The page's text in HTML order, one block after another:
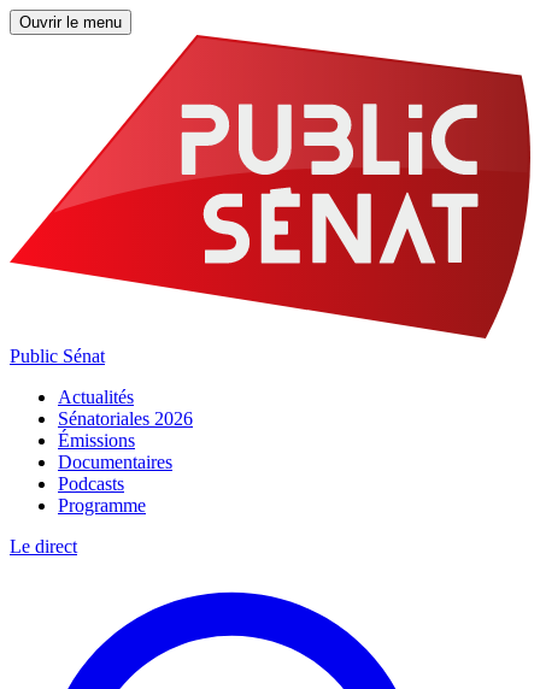
Ouvrir le menu
Public Sénat
Actualités
Sénatoriales 2026
Émissions
Documentaires
Podcasts
Programme
Le direct